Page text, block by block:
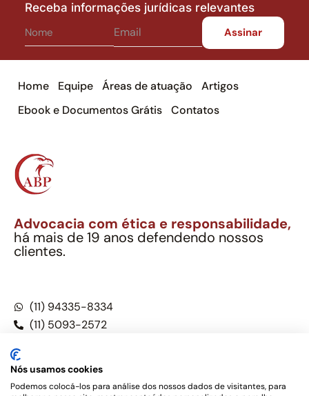
Receba informações jurídicas relevantes
Home Equipe Áreas de atuação
Artigos
Ebook e Documentos Grátis
Contatos
Advocacia com ética e responsabilidade,
há mais de 19 anos defendendo nossos
clientes.
(11) 94335-8334
(11) 5093-2572
Nós usamos cookies
Podemos colocá-los para análise dos nossos dados de visitantes, para